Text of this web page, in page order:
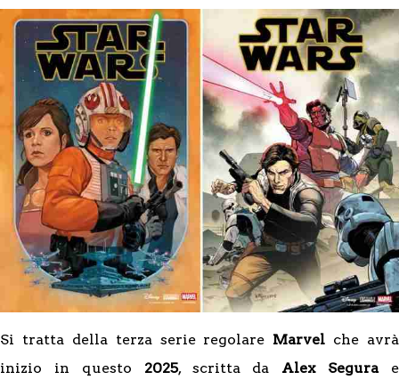
Si tratta della terza serie regolare Marvel che avrà
inizio in questo 2025, scritta da Alex Segurae